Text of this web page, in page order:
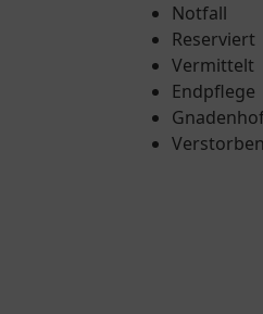
Notfall
Reserviert
Vermittelt
Endpflege
Verstorben